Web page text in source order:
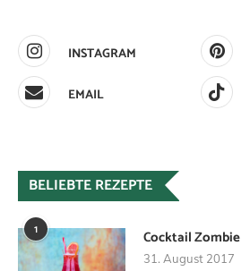
INSTAGRAM
EMAIL
BELIEBTE REZEPTE
1 Cocktail Zombie
31. August 2017